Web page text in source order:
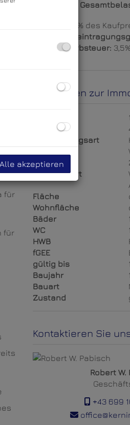
für
für
monatliche
3% des
Grunderwerbsteuer: 3,5%
Basisdaten zur
Zimmer
Vermarktungsart
Kaufpreis
Nutzungsart
Fläche
Wohnfläche
Bäder
1
WC
1
HWB
fGEE
gültig bis
Baujahr
Bauart
Zustand
Kontaktieren Sie
Robert W.
+43 699
Alle akzeptieren